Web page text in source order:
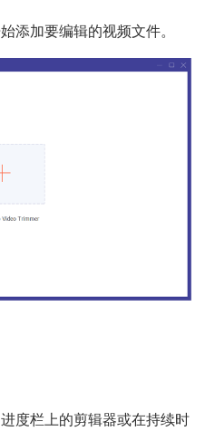
添加要编辑的视频文件。
度栏上的剪辑器或在持续时